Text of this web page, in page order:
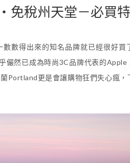
稅州天堂－必買特
數得出來的知名品牌就已經很好買
儼然已成為時尚3C品牌代表的Apple
Portland更是會讓購物狂們失心瘋，